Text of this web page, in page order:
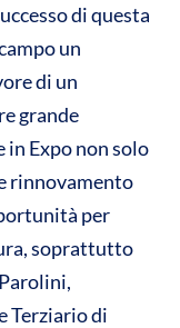
di questa
un
di un
grande
in Expo non solo
rinnovamento
per
soprattutto
Terziario di